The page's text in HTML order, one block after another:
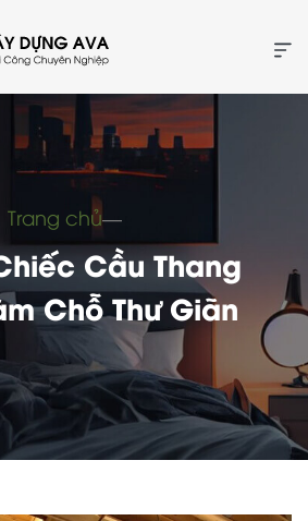
Trang chủ―
Cầu Thang
Chỗ Thư Giãn